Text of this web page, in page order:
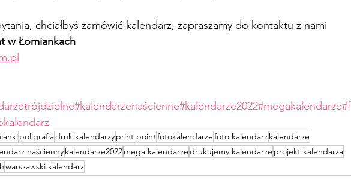
chciałbyś zamówić kalendarz, zapraszamy do kontaktu z nami
w Łomiankach
#kalendarzenaścienne#kalendarze2022#megakalendarze#f
poligrafiadruk kalendarzyprint pointfotokalendarzefoto kalendarzkalendarze
naściennykalendarze2022mega kalendarzedrukujemy kalendarze projekt kalendarza
warszawski kalendarz